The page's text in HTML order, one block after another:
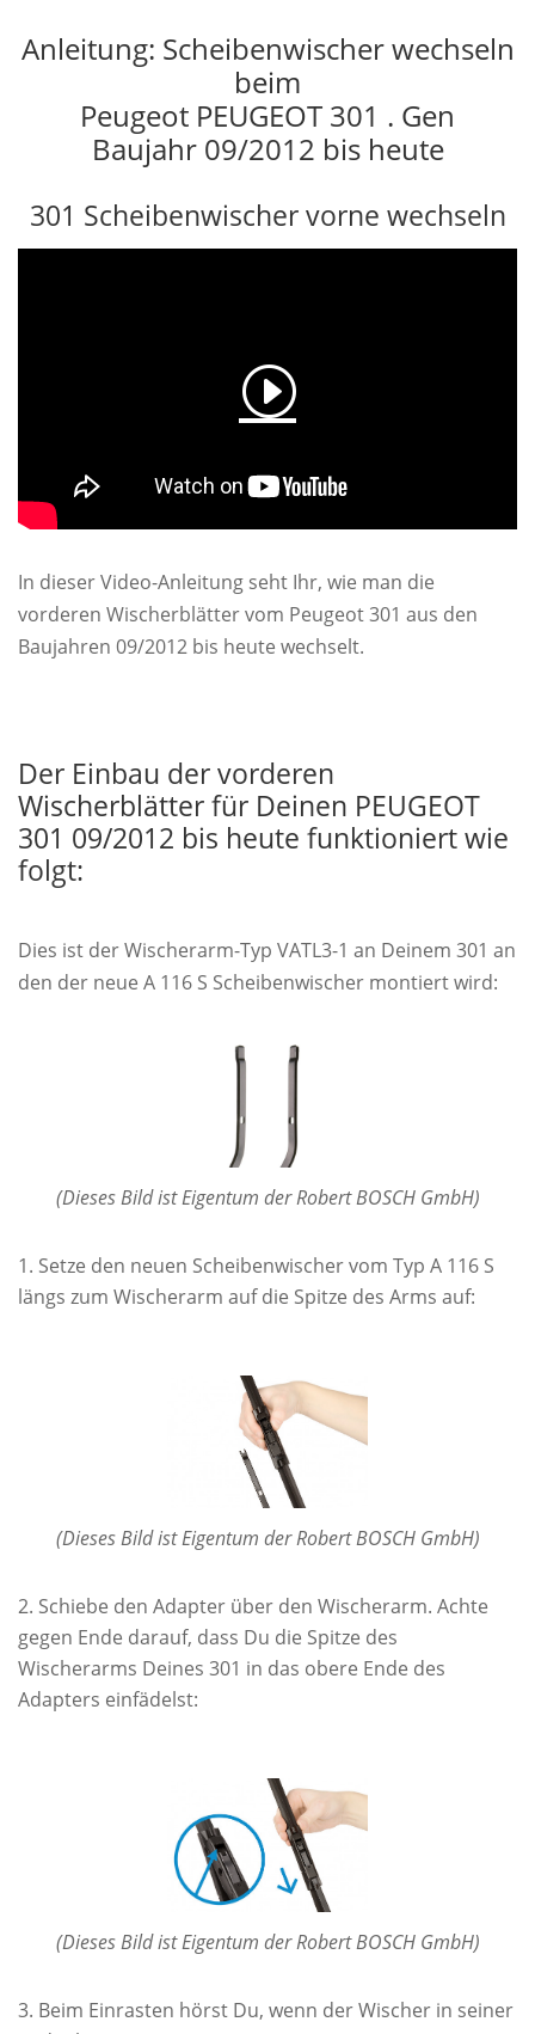
Anleitung: Scheibenwischer wechseln
beim
Peugeot PEUGEOT 301 . Gen
Baujahr 09/2012 bis heute
301 Scheibenwischer vorne wechseln
In dieser Video-Anleitung seht Ihr, wie man die
vorderen Wischerblätter vom Peugeot 301 aus den
Baujahren 09/2012 bis heute wechselt.
Der Einbau der vorderen
Wischerblätter für Deinen PEUGEOT
301 09/2012 bis heute funktioniert wie
folgt:
Dies ist der Wischerarm-Typ VATL3-1 an Deinem 301 an
den der neue A 116 S Scheibenwischer montiert wird:
(Dieses Bild ist Eigentum der Robert BOSCH GmbH)
Setze den neuen Scheibenwischer vom Typ A 116 S
längs zum Wischerarm auf die Spitze des Arms auf:
(Dieses Bild ist Eigentum der Robert BOSCH GmbH)
Schiebe den Adapter über den Wischerarm. Achte
gegen Ende darauf, dass Du die Spitze des
Wischerarms Deines 301 in das obere Ende des
Adapters einfädelst:
(Dieses Bild ist Eigentum der Robert BOSCH GmbH)
Beim Einrasten hörst Du, wenn der Wischer in seiner